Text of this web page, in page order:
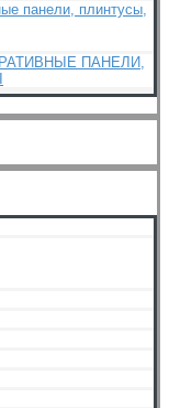
панели, плинтусы,
ПАНЕЛИ,